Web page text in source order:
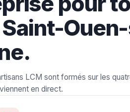
LCM sont formés sur les
en direct.